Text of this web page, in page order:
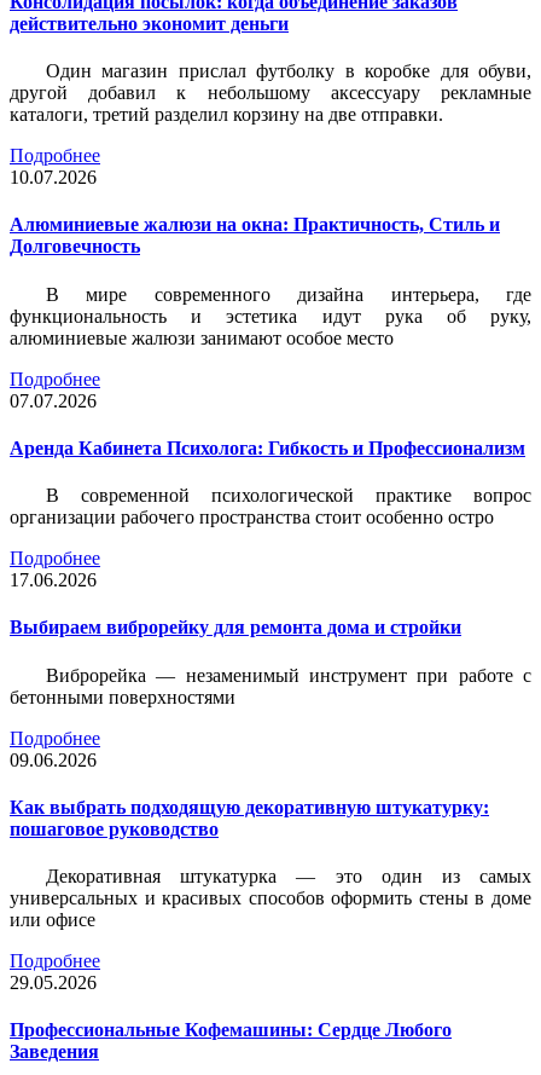
действительно экономит деньги
Один магазин прислал футболку в коробке для обуви,
другой добавил к небольшому аксессуару рекламные
каталоги, третий разделил корзину на две отправки.
Подробнее
10.07.2026
Алюминиевые жалюзи на окна: Практичность, Стиль и
Долговечность
В мире современного дизайна интерьера, где
функциональность и эстетика идут рука об руку,
алюминиевые жалюзи занимают особое место
Подробнее
07.07.2026
Аренда Кабинета Психолога: Гибкость и Профессионализм
В современной психологической практике вопрос
организации рабочего пространства стоит особенно остро
Подробнее
17.06.2026
Выбираем виброрейку для ремонта дома и стройки
Виброрейка — незаменимый инструмент при работе с
бетонными поверхностями
Подробнее
09.06.2026
Как выбрать подходящую декоративную штукатурку:
пошаговое руководство
Декоративная штукатурка — это один из самых
универсальных и красивых способов оформить стены в доме
или офисе
Подробнее
29.05.2026
Профессиональные Кофемашины: Сердце Любого
Заведения